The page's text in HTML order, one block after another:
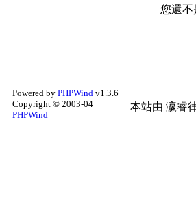
您還不
Powered by PHPWind v1.3.6
Copyright © 2003-04
PHPWind
本站由 瀛睿